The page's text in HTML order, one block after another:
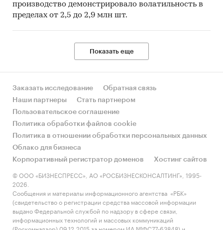
01.01.2019 г. возглавляют рейтинги по
проникновению социальных сетей, а
Объединенные Арабские Эмираты и Катар
разделили первое место.
Рисунок 1. Уровень проникновение социальных
сетей в мире, 01.01.2019 г.
***
По данным ***, количество времени, которое
люди проводят в социальных сетях, за 2018 г.
выросло, хотя и незначительно: средний
пользователь проводит на социальных
платформах *** часа *** минут каждый день. Это
интернете и одна седьмая от всего времени
бодрствования. Однако не все это время
тратится на «общение». В ведущих странах в
декабре 2018 г. в социальные сети заходили
***% интернет-пользователей, но только ***%
производство демонстрировало волатильность в
пределах от 2,5 до 2,9 млн шт.
Показать еще
Заказать исследование
Обратная связь
Наши партнеры
Стать партнером
Пользовательское соглашение
Политика обработки файлов cookie
Политика в отношении обработки персональных данных
Облако для бизнеса
Корпоративный регистратор доменов
Хостинг сайтов
© ООО «БИЗНЕСПРЕСС», АО «РОСБИЗНЕСКОНСАЛТИНГ», 1995-
2026.
Сообщения и материалы информационного агентства «РБК»
(свидетельство о регистрации средства массовой информации
выдано Федеральной службой по надзору в сфере связи,
информационных технологий и массовых коммуникаций